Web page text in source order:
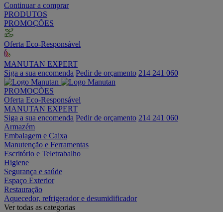
Continuar a comprar
PRODUTOS
PROMOÇÕES
Oferta Eco-Responsável
MANUTAN EXPERT
Siga a sua encomenda Pedir de orçamento 214 241 060
PROMOÇÕES
Oferta Eco-Responsável
MANUTAN EXPERT
Siga a sua encomenda Pedir de orçamento 214 241 060
Armazém
Embalagem e Caixa
Manutenção e Ferramentas
Escritório e Teletrabalho
Higiene
Segurança e saúde
Espaço Exterior
Restauração
Aquecedor, refrigerador e desumidificador
Ver todas as categorias